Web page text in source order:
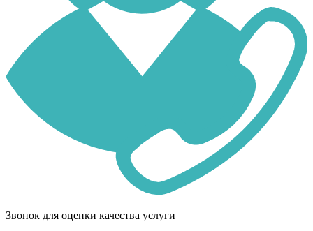
Звонок для оценки качества услуги